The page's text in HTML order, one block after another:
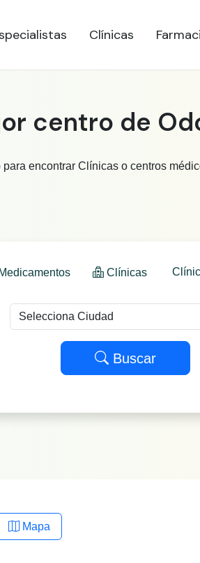
Clínicas
centro de
encontrar Clínicas o centros
Clínicas
Buscar
Mapa